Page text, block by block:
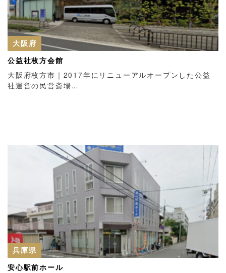
大阪府
公益社枚方会館
大阪府枚方市｜2017年にリニューアルオープンした公益
社運営の民営斎場…
兵庫県
安心駅前ホール